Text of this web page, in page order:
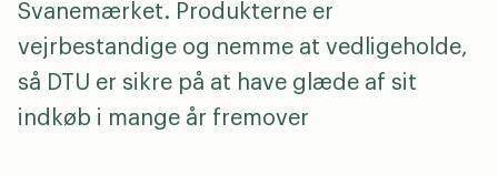
Svanemærket. Produkterne er
vejrbestandige og nemme at vedligeholde,
så DTU er sikre på at have glæde af sit
indkøb i mange år fremover